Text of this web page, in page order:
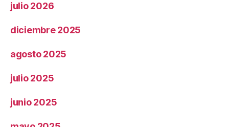
julio 2026
diciembre 2025
agosto 2025
julio 2025
junio 2025